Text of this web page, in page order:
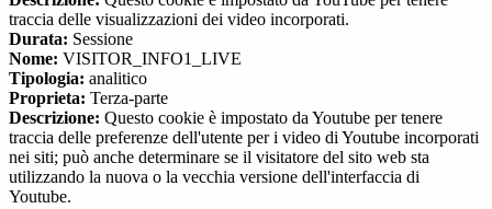
traccia delle visualizzazioni dei video incorporati.
Durata: Sessione
Nome: VISITOR_INFO1_LIVE
Tipologia: analitico
Proprieta: Terza-parte
Descrizione: Questo cookie è impostato da Youtube per tenere
traccia delle preferenze dell'utente per i video di Youtube incorporati
nei siti; può anche determinare se il visitatore del sito web sta
utilizzando la nuova o la vecchia versione dell'interfaccia di
Youtube.